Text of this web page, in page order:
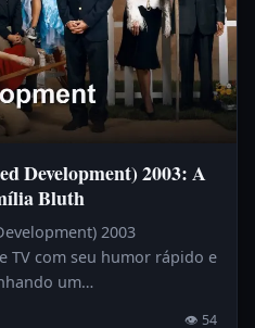
Development) 2003: A
Bluth
2003
TV com seu humor rápido e
um…
👁 54